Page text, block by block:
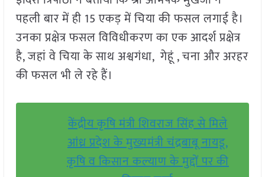
पहली बार में ही 15 एकड़ में चिया की फसल लगाई है।
उनका प्रक्षेत्र फसल विविधीकरण का एक आदर्श प्रक्षेत्र
है, जहां वे चिया के साथ अश्वगंधा, गेहूं , चना और अरहर
की फसल भी ले रहे हैं।
केंद्रीय कृषि मंत्री शिवराज सिंह से मिले
आंध्र प्रदेश के मुख्यमंत्री चंद्रबाबू नायडू,
कृषि व किसान कल्याण के मुद्दों पर की